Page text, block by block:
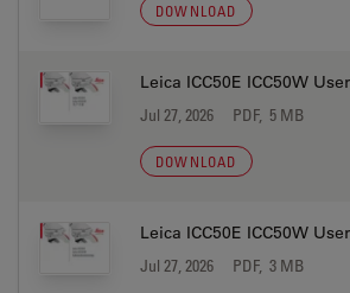
DOWNLOAD
Leica ICC50E ICC50W
Jul 27, 2026 PDF, 5 MB
DOWNLOAD
Leica ICC50E ICC50W
Jul 27, 2026 PDF, 3 MB